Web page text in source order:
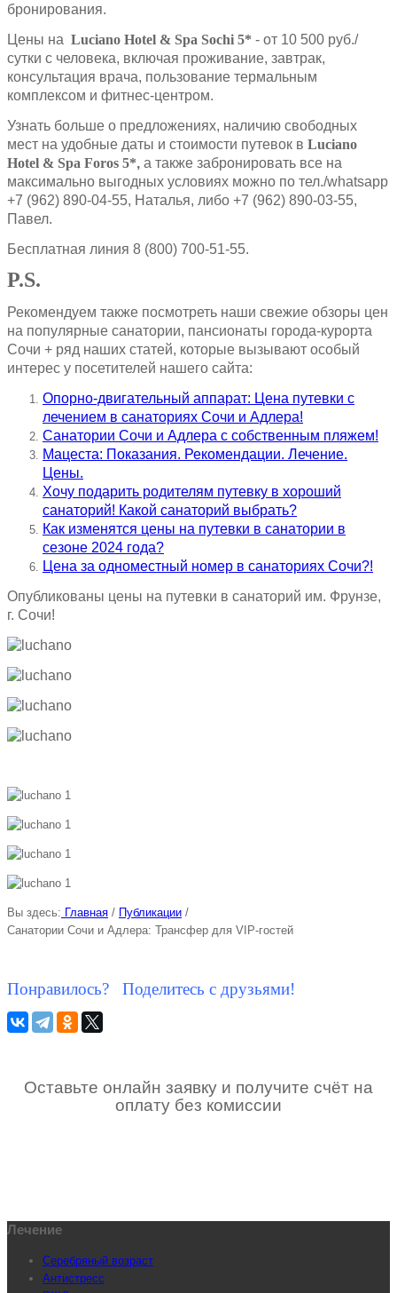
бронирования.
Цены на Luciano Hotel & Spa Sochi 5* - от 10 500 руб./
сутки с человека, включая проживание, завтрак,
консультация врача, пользование термальным
комплексом и фитнес-центром.
Узнать больше о предложениях, наличию свободных
мест на удобные даты и стоимости путевок в Luciano
Hotel & Spa Foros 5*, а также забронировать все на
максимально выгодных условиях можно по тел./whatsapp
+7 (962) 890-04-55, Наталья, либо +7 (962) 890-03-55,
Павел.
Бесплатная линия 8 (800) 700-51-55.
P.S.
Рекомендуем также посмотреть наши свежие обзоры цен
на популярные санатории, пансионаты города-курорта
Сочи + ряд наших статей, которые вызывают особый
интерес у посетителей нашего сайта:
Опорно-двигательный аппарат: Цена путевки с
лечением в санаториях Сочи и Адлера!
Санатории Сочи и Адлера с собственным пляжем!
Мацеста: Показания. Рекомендации. Лечение.
Цены.
Хочу подарить родителям путевку в хороший
санаторий! Какой санаторий выбрать?
Как изменятся цены на путевки в санатории в
сезоне 2024 года?
Цена за одноместный номер в санаториях Сочи?!
Опубликованы цены на путевки в санаторий им. Фрунзе,
г. Сочи!
Вы здесь: Главная / Публикации /
Санатории Сочи и Адлера: Трансфер для VIP-гостей
Понравилось? Поделитесь с друзьями!
Оставьте онлайн заявку и получите счёт на
оплату без комиссии
Лечение
Серебряный возраст
Антистресс